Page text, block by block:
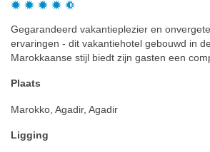
Gegarandeerd vakantieplezier en
ervaringen - dit vakantiehotel gebouwd in
Marokkaanse stijl biedt zijn gasten een
Plaats
Marokko, Agadir, Agadir
Ligging